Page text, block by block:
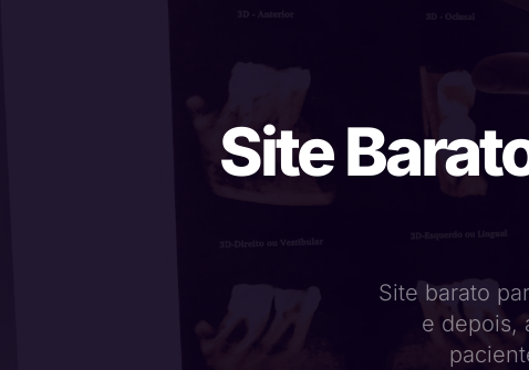
Site
Site barato
e depois,